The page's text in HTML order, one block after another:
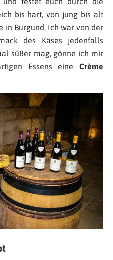
bis hart, von jung bis alt
in Burgund. Ich war von der
des Käses jedenfalls
süßer mag, gönne ich mir
Essens eine Crème